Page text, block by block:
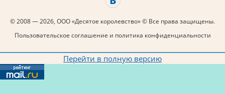
© 2008 — 2026, ООО «Десятое королевство» © Все права защищены.
Пользовательское соглашение и политика конфиденциальности
Перейти в полную версию